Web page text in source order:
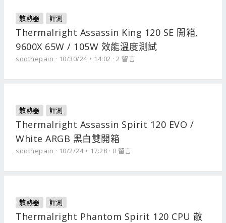
散熱器 評測
Thermalright Assassin King 120 SE 開箱,
9600X 65W / 105W 效能溫度測試
soothepain 10/30/24，14:02 2 留言
散熱器 評測
Thermalright Assassin Spirit 120 EVO /
White ARGB 黑白雙開箱
soothepain 10/2/24，17:28 0 留言
散熱器 評測
Thermalright Phantom Spirit 120 CPU 散